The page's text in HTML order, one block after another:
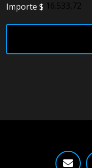
Importe $